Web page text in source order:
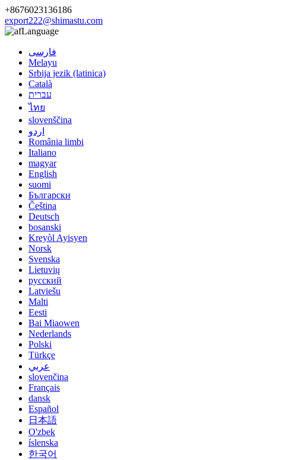
+8676023136186
export222@shimastu.com
Language
فارسی
Melayu
Srbija jezik (latinica)
Català
עברית
ไทย
slovenščina
اردو
România limbi
Italiano
magyar
English
suomi
Български
Čeština
Deutsch
bosanski
Kreyòl Ayisyen
Norsk
Svenska
Lietuvių
русский
Latviešu
Malti
Eesti
Bai Miaowen
Nederlands
Polski
Türkçe
عربي
slovenčina
Français
dansk
Español
日本語
O'zbek
íslenska
한국어